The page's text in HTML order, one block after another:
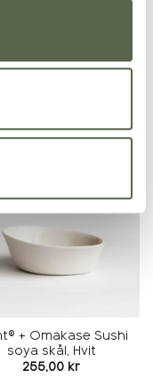
+ Omakase Sushi
soya skål, Hvit
255,00 kr